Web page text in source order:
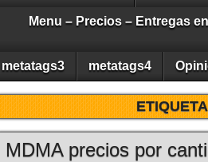
Menu – Precios – Entregas
metatags3 metatags4
MDMA precios por